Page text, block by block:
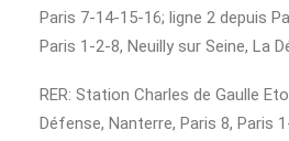
Paris 7-14-15-16; ligne 2 depuis
Paris 1-2-8, Neuilly sur Seine, La
RER: Station Charles de Gaulle
Défense, Nanterre, Paris 8, Paris